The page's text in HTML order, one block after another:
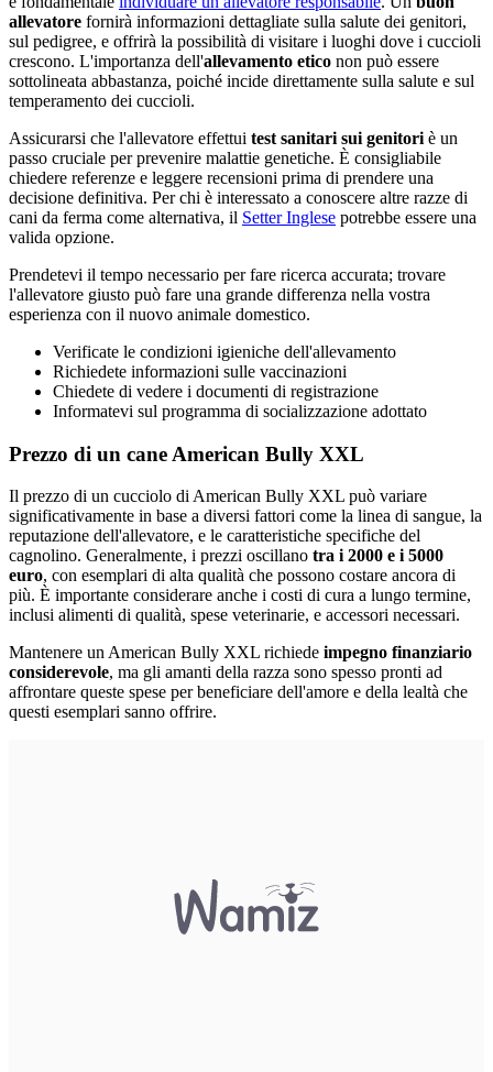
allevatore fornirà informazioni dettagliate sulla salute dei genitori,
sul pedigree, e offrirà la possibilità di visitare i luoghi dove i cuccioli
crescono. L'importanza dell'allevamento etico non può essere
sottolineata abbastanza, poiché incide direttamente sulla salute e sul
temperamento dei cuccioli.
Assicurarsi che l'allevatore effettui test sanitari sui genitori è un
passo cruciale per prevenire malattie genetiche. È consigliabile
chiedere referenze e leggere recensioni prima di prendere una
decisione definitiva. Per chi è interessato a conoscere altre razze di
cani da ferma come alternativa, il Setter Inglese potrebbe essere una
valida opzione.
Prendetevi il tempo necessario per fare ricerca accurata; trovare
l'allevatore giusto può fare una grande differenza nella vostra
esperienza con il nuovo animale domestico.
Verificate le condizioni igieniche dell'allevamento
Richiedete informazioni sulle vaccinazioni
Chiedete di vedere i documenti di registrazione
Informatevi sul programma di socializzazione adottato
Prezzo di un cane American Bully XXL
Il prezzo di un cucciolo di American Bully XXL può variare
significativamente in base a diversi fattori come la linea di sangue, la
reputazione dell'allevatore, e le caratteristiche specifiche del
cagnolino. Generalmente, i prezzi oscillano tra i 2000 e i 5000
euro, con esemplari di alta qualità che possono costare ancora di
più. È importante considerare anche i costi di cura a lungo termine,
inclusi alimenti di qualità, spese veterinarie, e accessori necessari.
Mantenere un American Bully XXL richiede impegno finanziario
considerevole, ma gli amanti della razza sono spesso pronti ad
affrontare queste spese per beneficiare dell'amore e della lealtà che
questi esemplari sanno offrire.